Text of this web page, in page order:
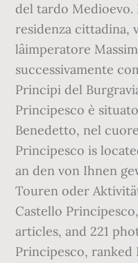
del tardo
residenza cittadina,
lâimperatore
successivamente
Principi del
Principesco è
Benedetto, nel
Principesco is
an den von Ihnen
Touren oder
Castello
articles, and 221
Principesco, ranked